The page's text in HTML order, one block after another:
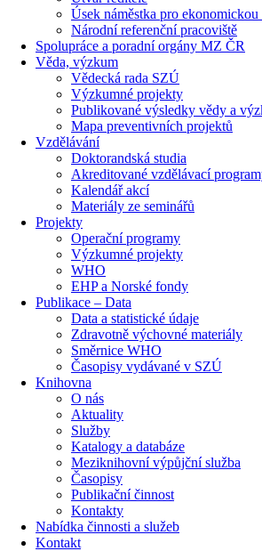
Úsek náměstka pro
Národní referenční pracoviště
Spolupráce a poradní orgány MZ ČR
Věda, výzkum
Vědecká rada SZÚ
Výzkumné projekty
Publikované výsledky vědy a
Mapa preventivních projektů
Vzdělávání
Doktorandská studia
Akreditované vzdělávací
Kalendář akcí
Materiály ze seminářů
Projekty
Operační programy
Výzkumné projekty
WHO
EHP a Norské fondy
Publikace – Data
Data a statistické údaje
Zdravotně výchovné materiály
Směrnice WHO
Časopisy vydávané v SZÚ
Knihovna
O nás
Aktuality
Služby
Katalogy a databáze
Meziknihovní výpůjční služba
Časopisy
Publikační činnost
Kontakty
Nabídka činnosti a služeb
Kontakt